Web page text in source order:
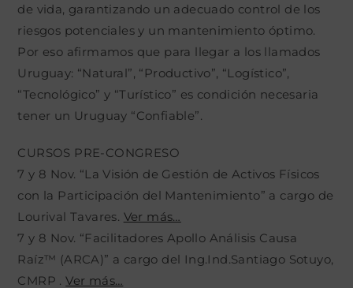
de vida, garantizando un adecuado control de los
riesgos potenciales y un mantenimiento óptimo.
Por eso afirmamos que para llegar a los llamados
Uruguay: “Natural”, “Productivo”, “Logístico”,
“Tecnológico” y “Turístico” es condición necesaria
tener un Uruguay “Confiable”.
CURSOS PRE-CONGRESO
7 y 8 Nov. “La Visión de Gestión de Activos Físicos
con la Participación del Mantenimiento” a cargo de
Lourival Tavares. Ver más…
7 y 8 Nov. “Facilitadores Apollo Análisis Causa
Raíz™ (ARCA)” a cargo del Ing.Ind.Santiago Sotuyo,
CMRP .Ver más…